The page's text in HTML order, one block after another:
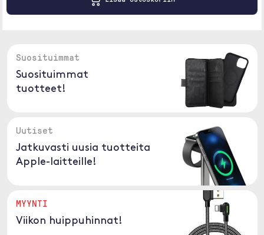
Suosituimmat
Suosituimmat
tuotteet!
Uutiset
Jatkuvasti uusia tuotteita
Apple-laitteille!
MYYNTI
Viikon huippuhinnat!